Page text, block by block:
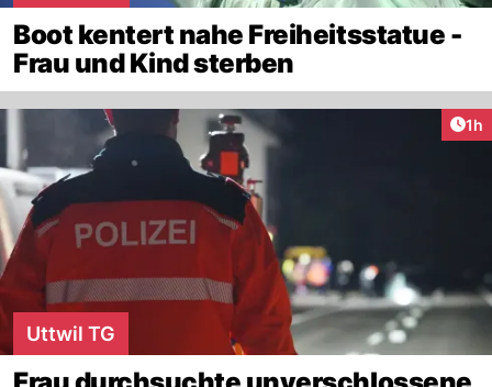
Boot kentert nahe Freiheitsstatue -
Frau und Kind sterben
1h
Uttwil TG